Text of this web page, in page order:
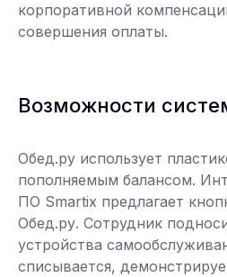
корпоративной
совершения оплаты.
Возможности
Обед.ру использует
пополняемым балансом.
ПО Smartix предлагает
Обед.ру. Сотрудник
устройства
списывается,